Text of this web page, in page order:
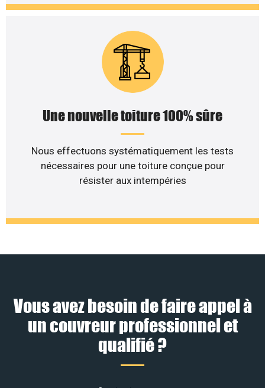
Une nouvelle toiture 100% sûre
Nous effectuons systématiquement les tests
nécessaires pour une toiture conçue pour
résister aux intempéries
Vous avez besoin de faire appel à
un couvreur professionnel et
qualifié ?